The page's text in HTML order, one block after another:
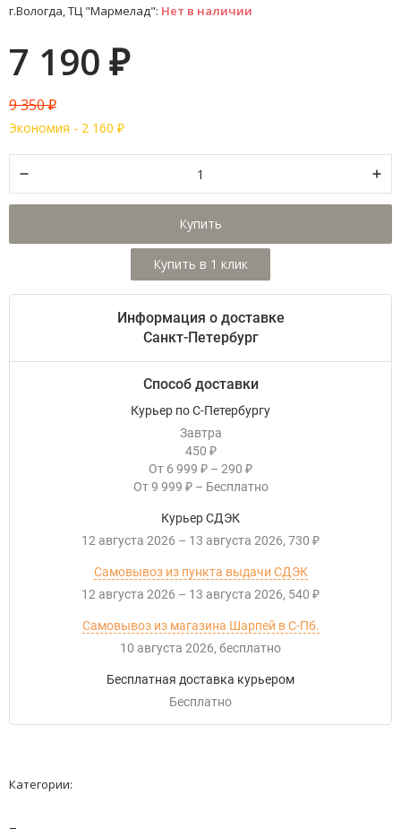
г.Вологда, ТЦ "Мармелад": Нет в наличии
7 190 ₽
9 350₽
Экономия - 2 160 ₽
Купить
Информация о доставке
Санкт-Петербург
Способ доставки
Курьер по С-Петербургу
Завтра
450 ₽
От 6 999 ₽ – 290 ₽
От 9 999 ₽ – Бесплатно
Курьер СДЭК
12 августа 2026 – 13 августа 2026 730 ₽
Самовывоз из пункта выдачи СДЭК
12 августа 2026 – 13 августа 2026 540 ₽
Самовывоз из магазина Шарпей в С-Пб.
10 августа 2026
Бесплатно
Бесплатная доставка курьером
Бесплатно
Категории: